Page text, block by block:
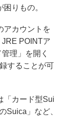
りもの。
アカウントを
POINTア
理」を開く
することが可
「カード型Sui
Suica」など、